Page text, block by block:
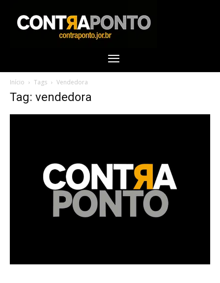
Início Tags Vendedora
Tag: vendedora